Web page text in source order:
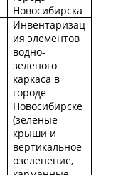
Новосибирска
Инвентаризац
ия элементов
водно-
зеленого
каркаса в
городе
Новосибирске
(зеленые
крыши и
вертикальное
озеленение,